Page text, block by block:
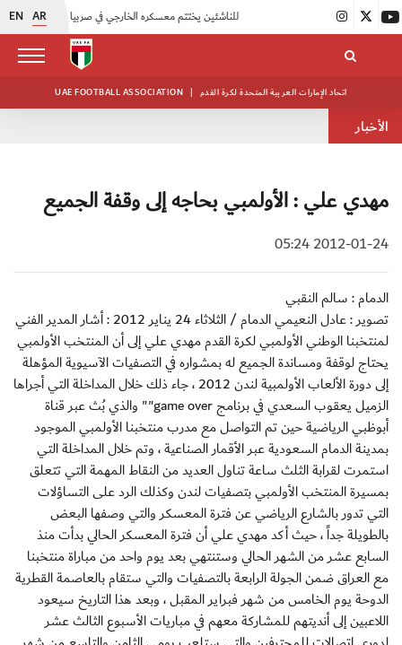
EN AR |
UAE FOOTBALL ASSOCIATION | اتحاد الإمارات العربية المتحدة لكرة القدم
الأخبار
مهدي علي : الأولمبي بحاجه إلى وقفة الجميع
2012-01-24 05:24
الدمام : سالم النقبي
تصوير : عادل النعيمي الدمام / الثلاثاء 24 يناير 2012 : أشار المدير الفني
لمنتخبنا الوطني الأولمبي لكرة القدم مهدي علي إلى أن المنتخب الأولمبي
يحتاج لوقفة ومساندة الجميع له بمشواره في التصفيات الآسيوية المؤهلة
إلى دورة الألعاب الأولمبية لندن 2012 ، جاء ذلك خلال المداخلة التي أجراها
الزميل يعقوب السعدي في برنامج game over"" والذي بُث عبر قناة
أبوظبي الرياضية حين تم التواصل مع مدرب منتخبنا الأولمبي الموجود
بمدينة الدمام السعودية عبر الأقمار الصناعية ، وتم خلال المداخلة التي
استمرت لقرابة الثلث ساعة تناول العديد من النقاط المهمة التي تتعلق
بمسيرة المنتخب الأولمبي بتصفيات لندن وكذلك الرد على التساؤلات
التي تدور بالشارع الرياضي عن فترة المعسكر والتي وصفها البعض
بالطويلة جداً ، حيث أكد مهدي علي أن فترة المعسكر الحالي بدأت منذ
السابع عشر من الشهر الحالي وستنتهي بعد يوم واحد من مباراة منتخبنا
مع العراق ضمن الجولة الرابعة بالتصفيات والتي ستقام بالعاصمة القطرية
الدوحة يوم الخامس من شهر فبراير المقبل ، وبعد هذا التاريخ سيعود
اللاعبين إلى أنديتهم للمشاركة معهم في مباريات الأسبوع الثالث عشر